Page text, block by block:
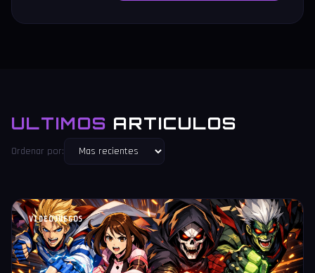
ULTIMOS ARTICULOS
Ordenar por:
VIDEOJUEGOS